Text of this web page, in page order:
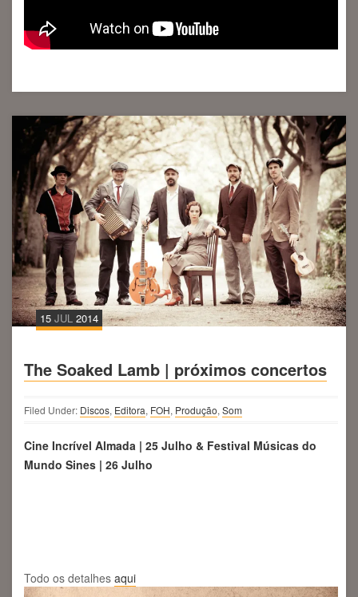
15 JUL 2014
The Soaked Lamb | próximos concertos
Filed Under: Discos, Editora, FOH, Produção,Som
Cine Incrível Almada | 25 Julho & Festival Músicas do
Mundo Sines | 26 Julho
Todo os detalhes aqui